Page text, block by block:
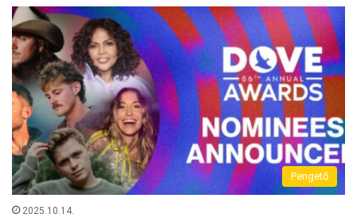
Pengető
2025.10.14.